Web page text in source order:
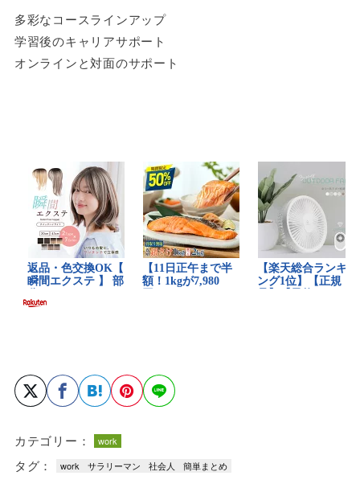
多彩なコースラインアップ
学習後のキャリアサポート
オンラインと対面のサポート
カテゴリー： work
タグ： work サラリーマン 社会人 簡単まとめ